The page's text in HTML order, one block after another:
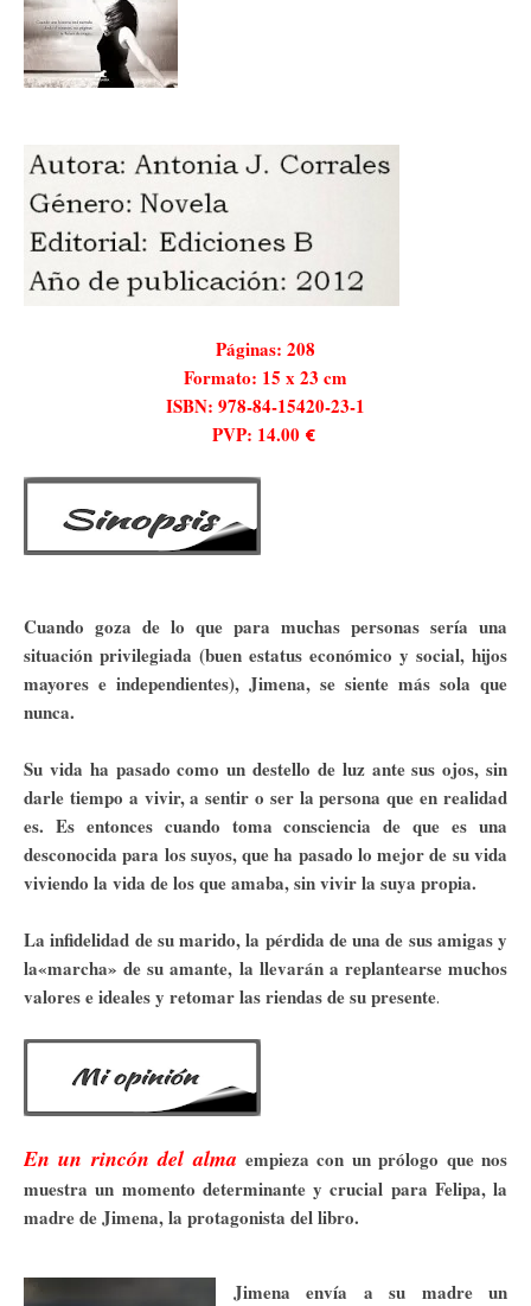
Páginas: 208
Formato: 15 x 23 cm
ISBN: 978-84-15420-23-1
PVP: 14.00 €
Cuando goza de lo que para muchas personas sería una
situación privilegiada (buen estatus económico y social, hijos
mayores e independientes), Jimena, se siente más sola que
nunca.
Su vida ha pasado como un destello de luz ante sus ojos, sin
darle tiempo a vivir, a sentir o ser la persona que en realidad
es. Es entonces cuando toma consciencia de que es una
desconocida para los suyos, que ha pasado lo mejor de su vida
viviendo la vida de los que amaba, sin vivir la suya propia.
La infidelidad de su marido, la pérdida de una de sus amigas y
la«marcha» de su amante, la llevarán a replantearse muchos
valores e ideales y retomar las riendas de su presente.
En un rincón del alma empieza con un prólogo que nos
muestra un momento determinante y crucial para Felipa, la
madre de Jimena, la protagonista del libro.
Jimena envía a su madre un